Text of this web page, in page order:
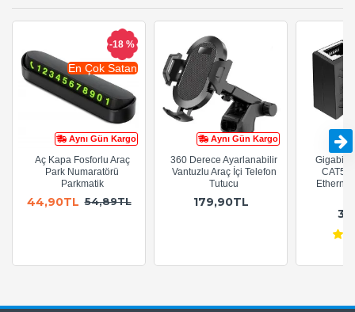
Aynı Gün Kargo
En Çok Satan
-18 %
Aç Kapa Fosforlu Araç
Park Numaratörü
Parkmatik
44,90TL 54,89TL
Aynı Gün Kargo
360 Derece Ayarlanabilir
Vantuzlu Araç İçi Telefon
Tutucu
179,90TL
Gigabit
CAT5e